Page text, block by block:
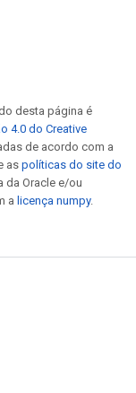
desta página é
4.0 do Creative
de acordo com a
aspolíticas do site do
da Oracle e/ou
a licença numpy.